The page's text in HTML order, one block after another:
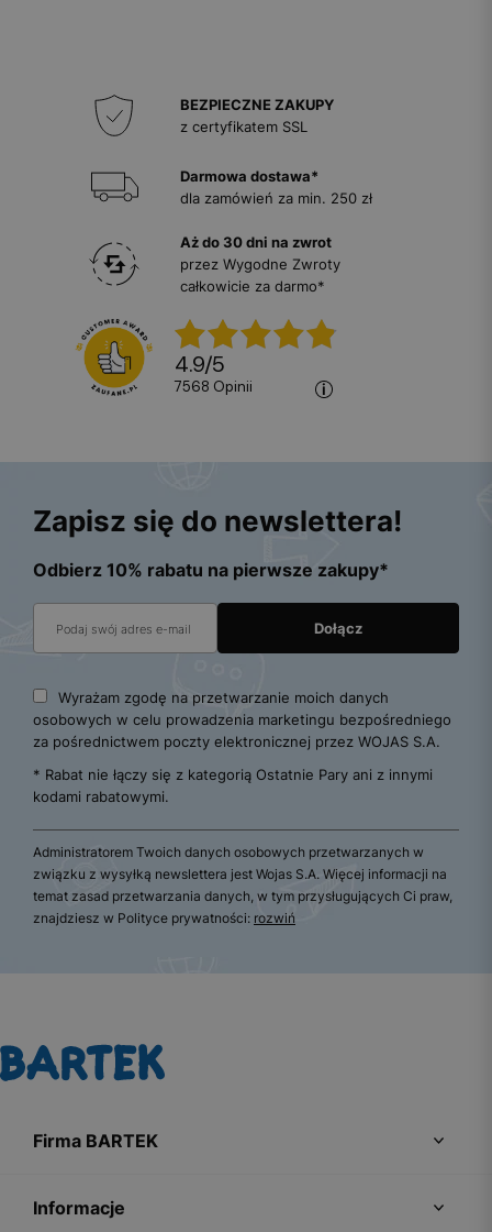
BEZPIECZNE ZAKUPY
z certyfikatem SSL
Darmowa dostawa*
dla zamówień za min. 250 zł
Aż do 30 dni na zwrot
przez Wygodne Zwroty
całkowicie za darmo*
4.9/5
7568 opinii
Zapisz się do newslettera!
Odbierz 10% rabatu na pierwsze zakupy*
Wyrażam zgodę na przetwarzanie moich danych
osobowych w celu prowadzenia marketingu bezpośredniego
za pośrednictwem poczty elektronicznej przez WOJAS S.A.
* Rabat nie łączy się z kategorią Ostatnie Pary ani z innymi
kodami rabatowymi.
Administratorem Twoich danych osobowych przetwarzanych w
związku z wysyłką newslettera jest Wojas S.A. Więcej informacji na
temat zasad przetwarzania danych, w tym przysługujących Ci praw,
znajdziesz w Polityce prywatności: rozwiń
Firma BARTEK
Informacje